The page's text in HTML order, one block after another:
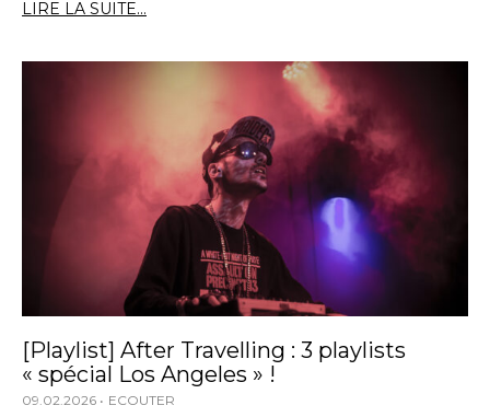
LIRE LA SUITE...
[Playlist] After Travelling : 3 playlists
« spécial Los Angeles » !
09.02.2026 ECOUTER